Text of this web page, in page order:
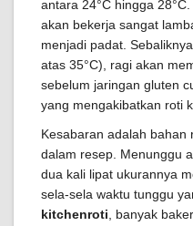
antara 24°C hingga
akan bekerja sangat
menjadi padat.
atas 35°C), ragi akan
sebelum jaringan gluten
yang mengakibatkan roti
Kesabaran adalah bahan
dalam resep. Menunggu
dua kali lipat ukurannya
sela-sela waktu tunggu
kitchenroti , banyak